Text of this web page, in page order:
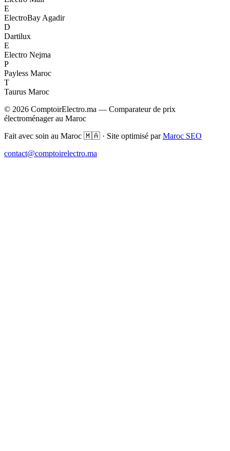
E
ElectroBay Agadir
D
Dartilux
E
Electro Nejma
P
Payless Maroc
T
Taurus Maroc
© 2026 ComptoirElectro.ma — Comparateur de prix
électroménager au Maroc
Fait avec soin au Maroc 🇲🇦 · Site optimisé parMaroc SEO
contact@comptoirelectro.ma